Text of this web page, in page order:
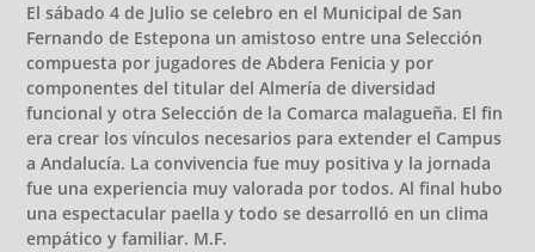
El sábado 4 de Julio se celebro en el Municipal de San
Fernando de Estepona un amistoso entre una Selección
compuesta por jugadores de Abdera Fenicia y por
componentes del titular del Almería de diversidad
funcional y otra Selección de la Comarca malagueña. El fin
era crear los vínculos necesarios para extender el Campus
a Andalucía. La convivencia fue muy positiva y la jornada
fue una experiencia muy valorada por todos. Al final hubo
una espectacular paella y todo se desarrolló en un clima
empático y familiar. M.F.